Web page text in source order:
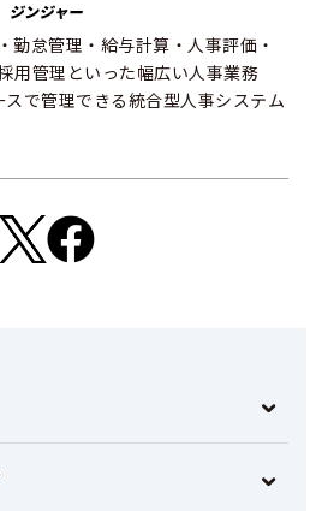
勤怠管理・給与計算・人事評価・
用管理といった幅広い人事業務
で管理できる統合型人事システム